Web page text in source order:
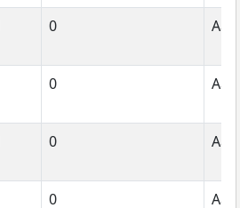
0
0
0
0